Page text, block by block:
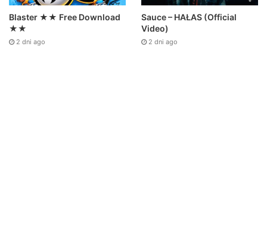
Blaster ★★ Free Download
★★
2 dni ago
Sauce – HAŁAS (Official
Video)
2 dni ago